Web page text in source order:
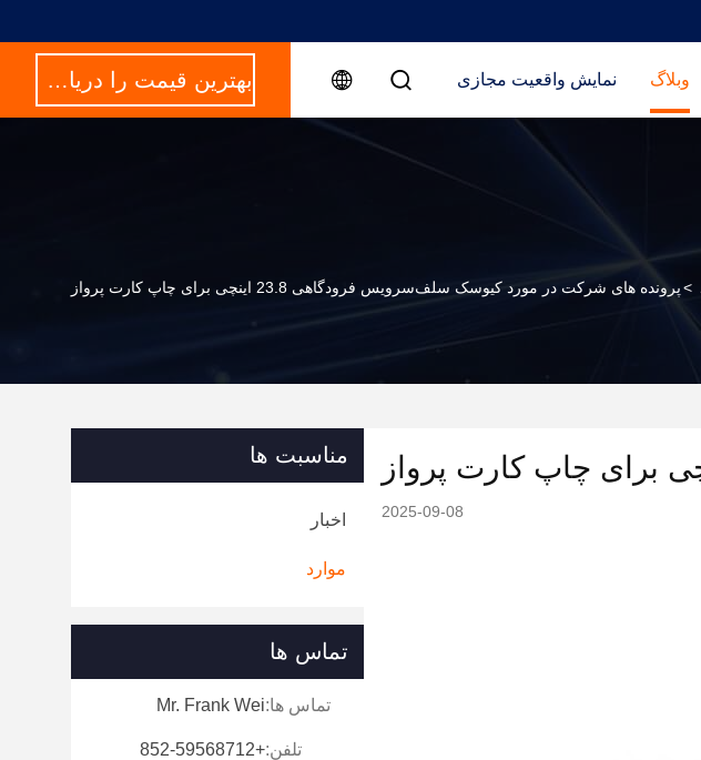
وبلاگ نمایش واقعیت مجازی بهترین قیمت را دریافت کنید
>پرونده های شرکت در مورد کیوسک سلف‌سرویس فرودگاهی 23.8 اینچی برای چاپ کارت پرواز
2025-09-08
مناسبت ها
اخبار
موارد
تماس ها
تماس ها:Mr. Frank Wei
تلفن:+852-59568712